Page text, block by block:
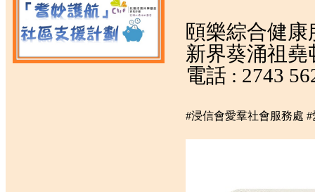
頤樂綜合健
新界葵涌祖堯
電話 : 2743
#浸信會愛羣社會服務處 #